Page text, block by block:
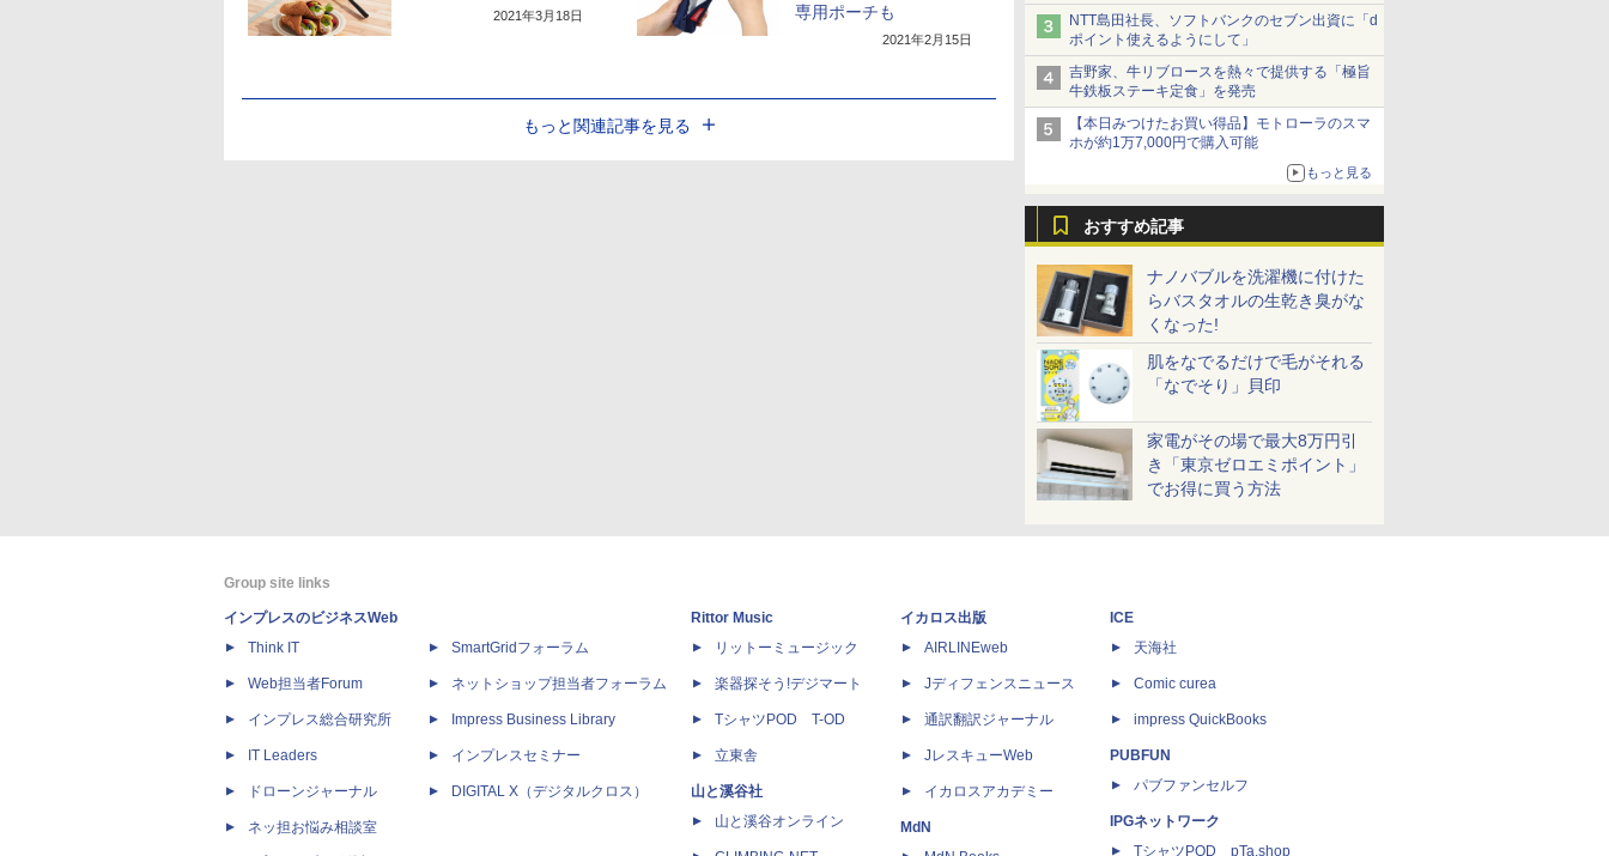
NTT島田社長、ソフトバンクのセブン出資に「d
ポイント使えるようにして」
吉野家、牛リブロースを熱々で提供する「極旨
牛鉄板ステーキ定食」を発売
【本日みつけたお買い得品】モトローラのスマ
ホが約1万7,000円で購入可能
もっと見る
おすすめ記事
ナノバブルを洗濯機に付けた
らバスタオルの生乾き臭がな
くなった!
肌をなでるだけで毛がそれる
「なでそり」貝印
家電がその場で最大8万円引
き「東京ゼロエミポイント」
でお得に買う方法
2021年3月18日
専用ポーチも
2021年2月15日
もっと関連記事を見る
Group site links
インプレスのビジネスWeb
Think IT
Web担当者Forum
インプレス総合研究所
IT Leaders
ドローンジャーナル
ネッ担お悩み相談室
SmartGridフォーラム
ネットショップ担当者フォーラム
Impress Business Library
インプレスセミナー
DIGITAL X（デジタルクロス）
Rittor Music
リットーミュージック
楽器探そう!デジマート
TシャツPOD T-OD
立東舎
山と溪谷社
山と溪谷オンライン
イカロス出版
AIRLINEweb
Jディフェンスニュース
通訳翻訳ジャーナル
JレスキューWeb
イカロスアカデミー
MdN
ICE
天海社
Comic curea
impress QuickBooks
PUBFUN
パブファンセルフ
IPGネットワーク
TシャツPOD pTa.shop